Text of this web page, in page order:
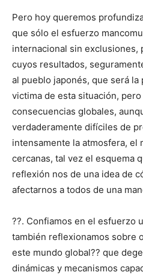
Pero hoy queremos
que sólo el esfuerzo
internacional sin exclusiones,
cuyos resultados,
al pueblo japonés, que será
victima de esta situación,
consecuencias globales,
verdaderamente difíciles de
intensamente la atmosfera, el
cercanas, tal vez el esquema
reflexión nos de una idea de
afectarnos a todos de una
??. Confiamos en el esfuerzo
también reflexionamos sobre
este mundo global?? que
dinámicas y mecanismos